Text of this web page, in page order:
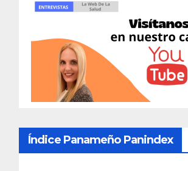
Índice Panameño Panindex